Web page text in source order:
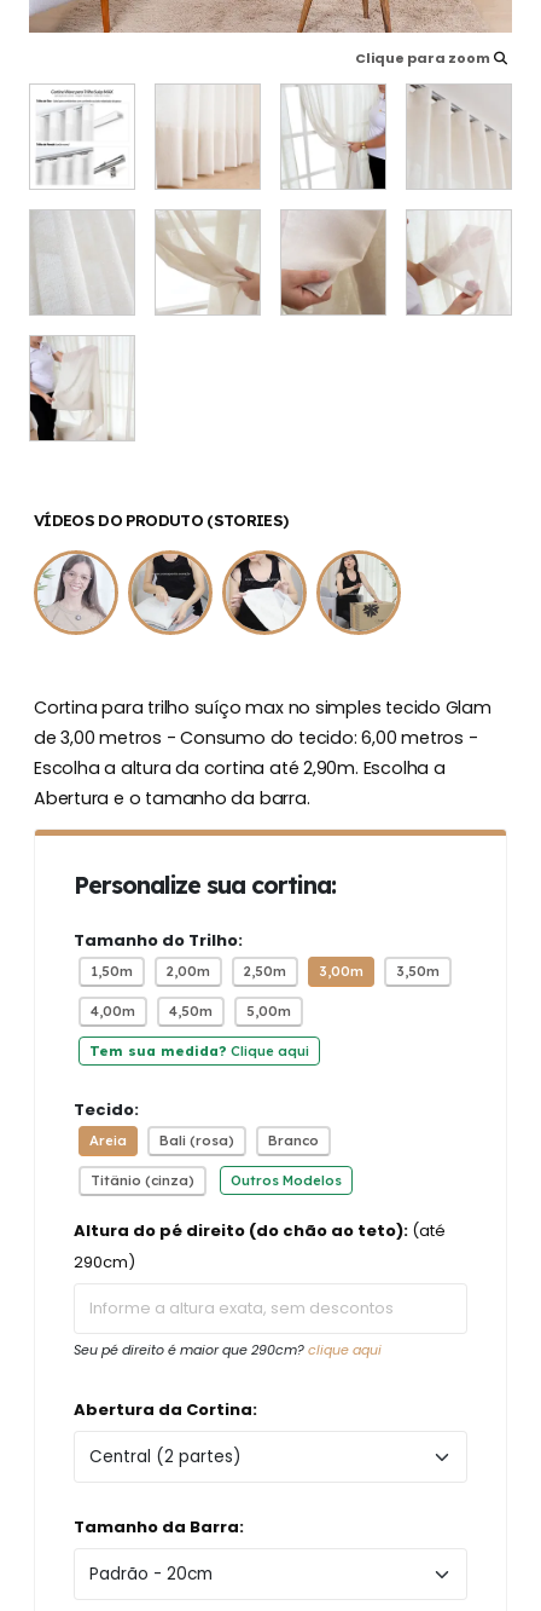
Clique para zoom
VÍDEOS DO PRODUTO (STORIES)
Cortina para trilho suíço max no simples tecido Glam
de 3,00 metros - Consumo do tecido: 6,00 metros -
Escolha a altura da cortina até 2,90m. Escolha a
Abertura e o tamanho da barra.
Personalize sua cortina:
Tamanho do Trilho:
1,50m 2,00m 2,50m 3,00m 3,50m
4,00m 4,50m 5,00m
Tem sua medida? Clique aqui
Tecido:
Areia Bali (rosa) Branco
Titânio (cinza) Outros Modelos
Altura do pé direito (do chão ao teto): (até
290cm)
Seu pé direito é maior que 290cm?clique aqui
Abertura da Cortina:
Tamanho da Barra: